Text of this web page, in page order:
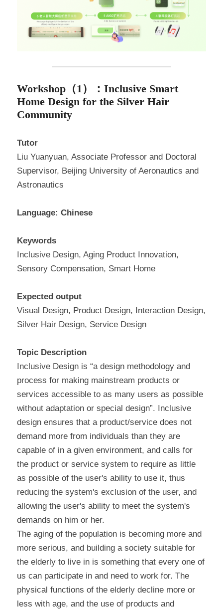
Workshop（1）：Inclusive Smart
Home Design for the Silver Hair
Community
Tutor
Liu Yuanyuan, Associate Professor and Doctoral
Supervisor, Beijing University of Aeronautics and
Astronautics
Language: Chinese
Keywords
Inclusive Design, Aging Product Innovation,
Sensory Compensation, Smart Home
Expected output
Visual Design, Product Design, Interaction Design,
Silver Hair Design, Service Design
Topic Description
Inclusive Design is “a design methodology and
process for making mainstream products or
services accessible to as many users as possible
without adaptation or special design”. Inclusive
design ensures that a product/service does not
demand more from individuals than they are
capable of in a given environment, and calls for
the product or service system to require as little
as possible of the user's ability to use it, thus
reducing the system's exclusion of the user, and
allowing the user's ability to meet the system's
demands on him or her.
The aging of the population is becoming more and
more serious, and building a society suitable for
the elderly to live in is something that every one of
us can participate in and need to work for. The
physical functions of the elderly decline more or
less with age, and the use of products and